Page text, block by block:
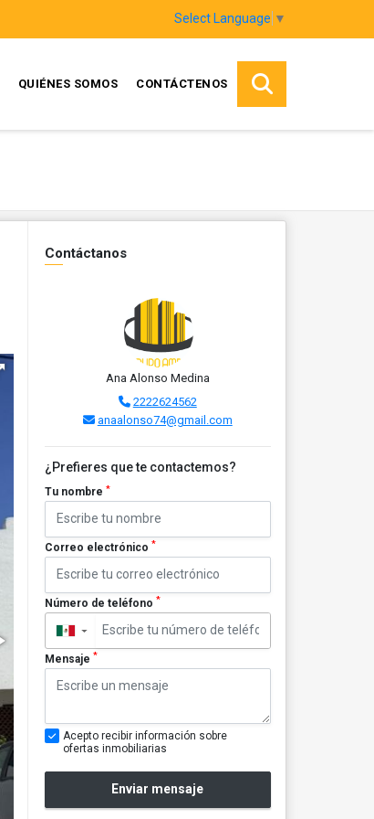
Select Language ▼
QUIÉNES SOMOS CONTÁCTENOS
Contáctanos
Ana Alonso Medina
2222624562
anaalonso74@gmail.com
¿Prefieres que te contactemos?
Tu nombre *
Correo electrónico *
Número de teléfono *
▼
Mensaje *
Acepto recibir información sobre
ofertas inmobiliarias
Enviar mensaje